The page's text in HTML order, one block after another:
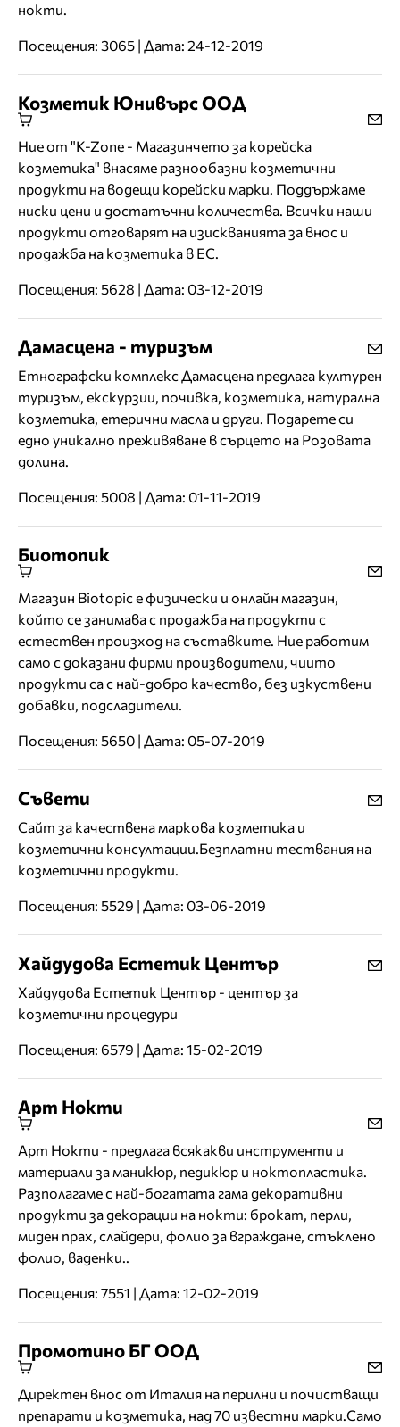
нокти.
Посещения: 3065 | Дата: 24-12-2019
Козметик Юнивърс ООД
Ние от "K-Zone - Магазинчето за корейска
козметика" внасяме разнообазни козметични
продукти на водещи корейски марки. Поддържаме
ниски цени и достатъчни количества. Всички наши
продукти отговарят на изискванията за внос и
продажба на козметика в ЕС.
Посещения: 5628 | Дата: 03-12-2019
Дамасцена - туризъм
Етнографски комплекс Дамасцена предлага културен
туризъм, екскурзии, почивка, козметика, натурална
козметика, етерични масла и други. Подарете си
едно уникално преживяване в сърцето на Розовата
долина.
Посещения: 5008 | Дата: 01-11-2019
Биотопик
Магазин Biotopic е физически и онлайн магазин,
който се занимава с продажба на продукти с
естествен произход на съставките. Ние работим
само с доказани фирми производители, чиито
продукти са с най-добро качество, без изкуствени
добавки, подсладители.
Посещения: 5650 | Дата: 05-07-2019
Съвети
Сайт за качествена маркова козметика и
козметични консултации.Безплатни тествания на
козметични продукти.
Посещения: 5529 | Дата: 03-06-2019
Хайдудова Естетик Център
Хайдудова Естетик Център - център за
козметични процедури
Посещения: 6579 | Дата: 15-02-2019
Арт Нокти
Арт Нокти - предлага всякакви инструменти и
материали за маникюр, педикюр и ноктопластика.
Разполагаме с най-богатата гама декоративни
продукти за декорации на нокти: брокат, перли,
миден прах, слайдери, фолио за вграждане, стъклено
фолио, ваденки..
Посещения: 7551 | Дата: 12-02-2019
Промотино БГ ООД
Директен внос от Италия на перилни и почистващи
препарати и козметика, над 70 известни марки.Само